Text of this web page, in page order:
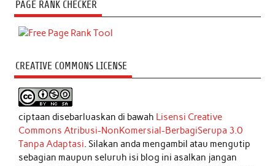
PAGE RANK CHECKER
CREATIVE COMMONS LICENSE
ciptaan disebarluaskan di bawah Lisensi Creative
Commons Atribusi-NonKomersial-BerbagiSerupa 3.0
Tanpa Adaptasi. Silakan anda mengambil atau mengutip
sebagian maupun seluruh isi blog ini asalkan jangan